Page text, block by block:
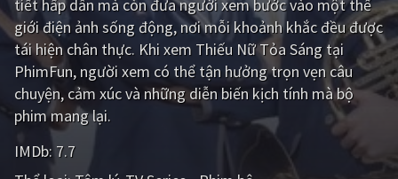
Hàn Quốc Nhật Bản
Ấn Độ Việt Nam
Tổng hợp
CẬP NHẬT
PHIM MỚI
tiết hấp dẫn mà còn đưa người xem bước vào một thế
giới điện ảnh sống động, nơi mỗi khoảnh khắc đều được
tái hiện chân thực. Khi xem Thiếu Nữ Tỏa Sáng tại
PhimFun, người xem có thể tận hưởng trọn vẹn câu
chuyện, cảm xúc và những diễn biến kịch tính mà bộ
phim mang lại.
IMDb: 7.7